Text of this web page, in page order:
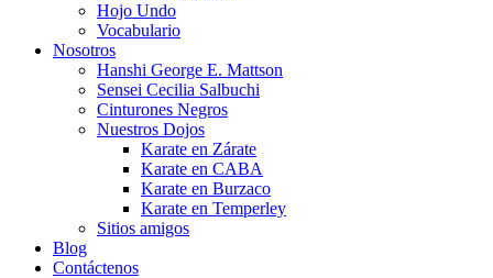
Hojo Undo
Vocabulario
Nosotros
Hanshi George E. Mattson
Sensei Cecilia Salbuchi
Cinturones Negros
Nuestros Dojos
Karate en Zárate
Karate en CABA
Karate en Burzaco
Karate en Temperley
Sitios amigos
Blog
Contáctenos